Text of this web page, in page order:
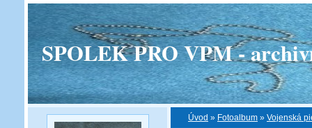
SPOLEK PRO VPM -
Úvod » Fotoalbum » Vojenská